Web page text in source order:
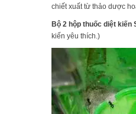
chiết xuất từ thảo dược
Bộ 2 hộp thuốc diệt
kiến yêu thích.)